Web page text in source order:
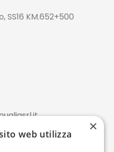
KM.652+500
×
web utilizza